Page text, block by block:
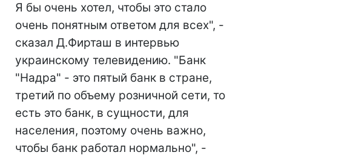
Я бы очень хотел, чтобы это стало
очень понятным ответом для всех", -
сказал Д.Фирташ в интервью
украинскому телевидению. "Банк
"Надра" - это пятый банк в стране,
третий по объему розничной сети, то
есть это банк, в сущности, для
населения, поэтому очень важно,
чтобы банк работал нормально", -